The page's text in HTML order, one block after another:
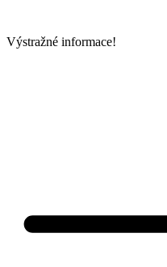
Výstražné informace!